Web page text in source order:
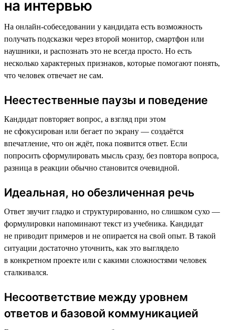
на интервью
На онлайн-собеседовании у кандидата есть возможность
получать подсказки через второй монитор, смартфон или
наушники, и распознать это не всегда просто. Но есть
несколько характерных признаков, которые помогают понять,
что человек отвечает не сам.
Неестественные паузы и поведение
Кандидат повторяет вопрос, а взгляд при этом
не сфокусирован или бегает по экрану — создаётся
впечатление, что он ждёт, пока появится ответ. Если
попросить сформулировать мысль сразу, без повтора вопроса,
разница в реакции обычно становится очевидной.
Идеальная, но обезличенная речь
Ответ звучит гладко и структурированно, но слишком сухо —
формулировки напоминают текст из учебника. Кандидат
не приводит примеров и не опирается на свой опыт. В такой
ситуации достаточно уточнить, как это выглядело
в конкретном проекте или с какими сложностями человек
сталкивался.
Несоответствие между уровнем
ответов и базовой коммуникацией